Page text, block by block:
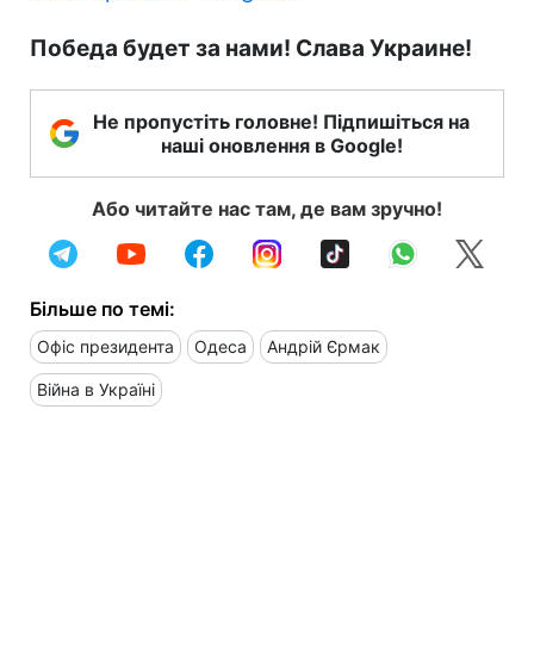
Победа будет за нами! Слава Украине!
Не пропустіть головне! Підпишіться на
наші оновлення в Google!
Або читайте нас там, де вам зручно!
Більше по темі:
Офіс президента Одеса Андрій Єрмак
Війна в Україні